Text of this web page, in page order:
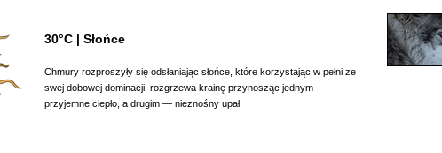
30°C | Słońce
Chmury rozproszyły się odsłaniając słońce, które korzystając w pełni ze
swej dobowej dominacji, rozgrzewa krainę przynosząc jednym —
przyjemne ciepło, a drugim — nieznośny upał.